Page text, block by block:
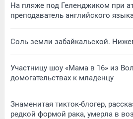
На пляже под Геленджиком при
преподаватель английского
Соль земли забайкальской.
Участницу шоу «Мама в 16» из
домогательствах к младенцу
Знаменитая тикток-блогер,
редкой формой рака, умерла в